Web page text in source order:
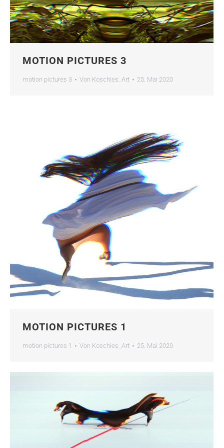
MOTION PICTURES 3
motion pictures 3 Von Koschies_Art 25. Mai 2020
MOTION PICTURES 1
motion pictures 1 Von Koschies_Art 25. Mai 2020